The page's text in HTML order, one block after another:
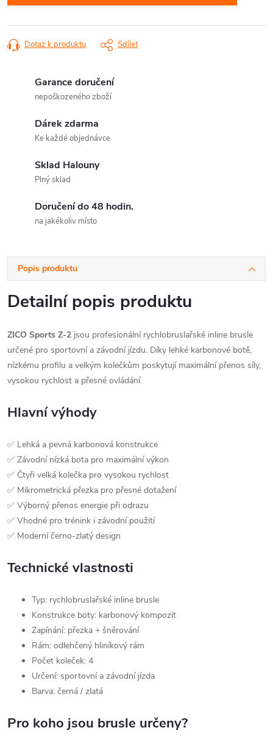
Dotaz k produktu Sdílet
Garance doručení
nepoškozeného zboží
Dárek zdarma
Ke každé objednávce
Sklad Halouny
Plný sklad
Doručení do 48 hodin.
na jakékoliv místo
Popis produktu
Detailní popis produktu
ZICO Sports Z-2 jsou profesionální rychlobruslařské inline brusle
určené pro sportovní a závodní jízdu. Díky lehké karbonové botě,
nízkému profilu a velkým kolečkům poskytují maximální přenos síly,
vysokou rychlost a přesné ovládání.
Hlavní výhody
✅ Lehká a pevná karbonová konstrukce
✅ Závodní nízká bota pro maximální výkon
✅ Čtyři velká kolečka pro vysokou rychlost
✅ Mikrometrická přezka pro přesné dotažení
✅ Výborný přenos energie při odrazu
✅ Vhodné pro trénink i závodní použití
✅ Moderní černo-zlatý design
Technické vlastnosti
Typ: rychlobruslařské inline brusle
Konstrukce boty: karbonový kompozit
Zapínání: přezka + šněrování
Rám: odlehčený hliníkový rám
Počet koleček: 4
Určení: sportovní a závodní jízda
Barva: černá / zlatá
Pro koho jsou brusle určeny?